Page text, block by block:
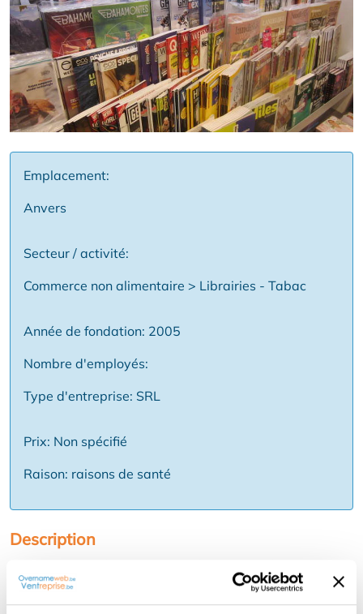
Emplacement:
Anvers
Secteur / activité:
Commerce non alimentaire > Librairies - Tabac
Année de fondation: 2005
Nombre d'employés:
Type d'entreprise: SRL
Prix: Non spécifié
Raison: raisons de santé
Description
commerce de journaux avec jeux de hasard : loto, Bingo
et Golden Palace dans la province d'Anvers. Même